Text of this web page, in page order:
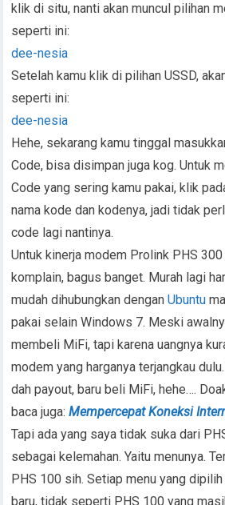
klik di situ, nanti akan muncul pilihan
seperti ini:
dee-nesia
Setelah kamu klik di pilihan USSD,
seperti ini:
dee-nesia
Hehe, sekarang kamu tinggal
Code, bisa disimpan juga kog. Untuk
Code yang sering kamu pakai, klik
nama kode dan kodenya, jadi tidak
code lagi nantinya.
Untuk kinerja modem Prolink PHS
komplain, bagus banget. Murah lagi
mudah dihubungkan denganUbuntu
pakai selain Windows 7. Meski
membeli MiFi, tapi karena uangnya
modem yang harganya terjangkau
dah payout, baru beli MiFi, hehe….
baca juga:Mempercepat Koneksi
Tapi ada yang saya tidak suka dari
sebagai kelemahan. Yaitu menunya.
PHS 100 sih. Setiap menu yang
baru, tidak seperti PHS 100 yang